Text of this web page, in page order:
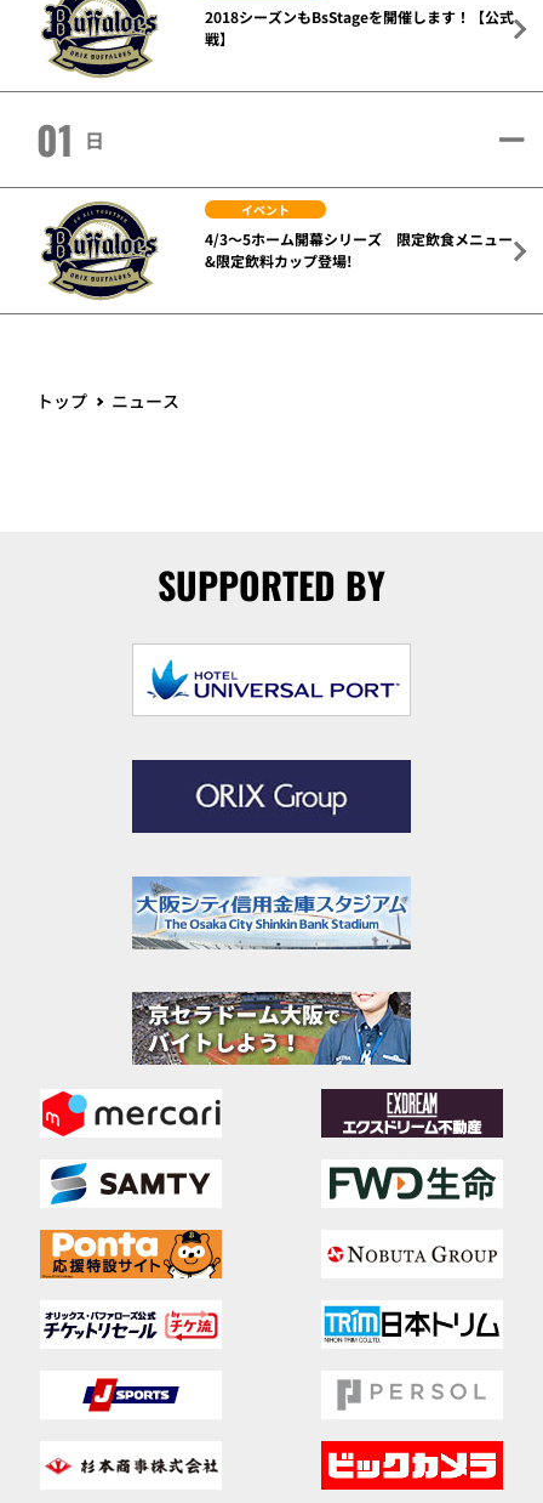
2018シーズンもBsStageを開催します！【公式
戦】
01 日
イベント
4/3～5ホーム開幕シリーズ 限定飲食メニュー
&限定飲料カップ登場!
トップ ニュース
SUPPORTED BY